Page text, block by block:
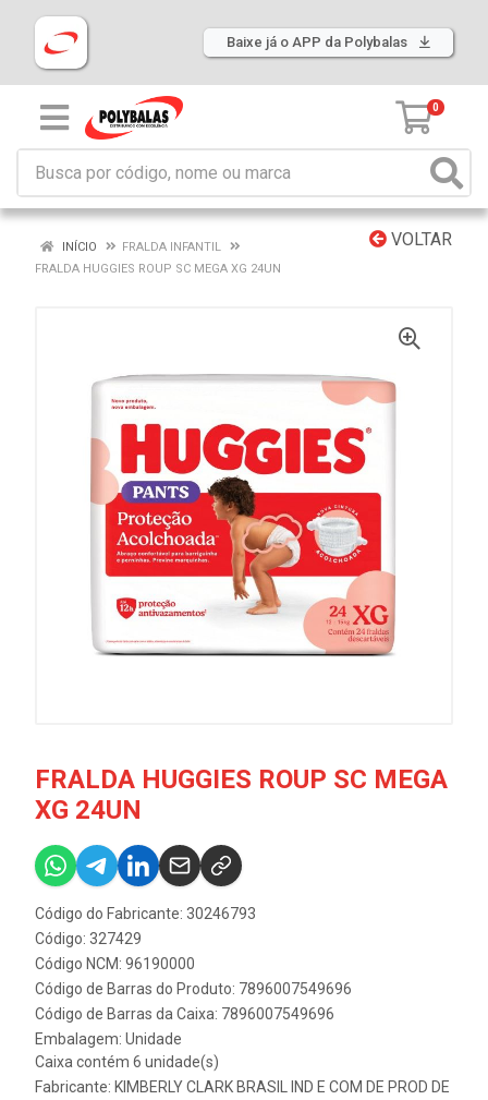
Baixe já o APP da Polybalas
0
VOLTAR
INÍCIO
FRALDA INFANTIL
FRALDA HUGGIES ROUP SC MEGA XG 24UN
FRALDA HUGGIES ROUP SC MEGA
XG 24UN
Código do Fabricante: 30246793
Código: 327429
Código NCM: 96190000
Código de Barras do Produto: 7896007549696
Código de Barras da Caixa: 7896007549696
Embalagem: Unidade
Caixa contém 6 unidade(s)
Fabricante: KIMBERLY CLARK BRASIL IND E COM DE PROD DE